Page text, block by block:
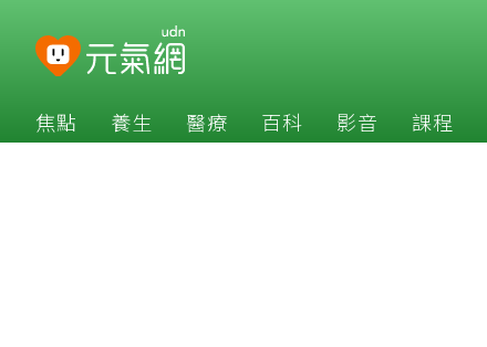
焦點 養生 醫療 百科 影音 課程